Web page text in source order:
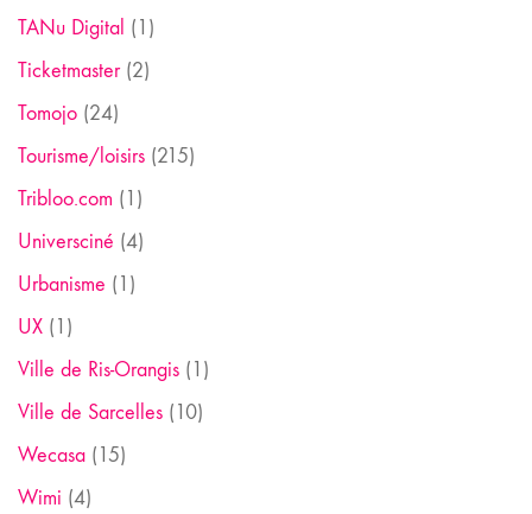
TANu Digital (1)
Ticketmaster(2)
Tomojo (24)
Tourisme/loisirs (215)
Tribloo.com (1)
Universciné (4)
Urbanisme (1)
UX (1)
Ville de Ris-Orangis (1)
Ville de Sarcelles (10)
Wecasa (15)
Wimi (4)